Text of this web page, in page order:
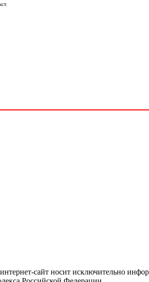
сайт носит исключительно